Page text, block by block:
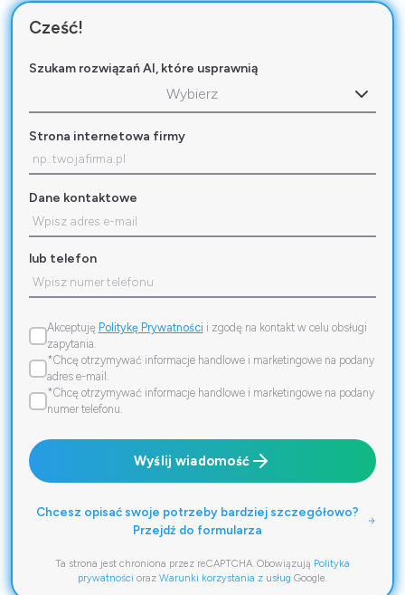
Cześć!
Szukam rozwiązań AI, które usprawnią
Wybierz
Strona internetowa firmy
Dane kontaktowe
lub telefon
Akceptuję Politykę Prywatności i zgodę na kontakt w celu obsługi
zapytania.
*Chcę otrzymywać informacje handlowe i marketingowe na podany
adres e-mail.
*Chcę otrzymywać informacje handlowe i marketingowe na podany
numer telefonu.
Wyślij wiadomość
Chcesz opisać swoje potrzeby bardziej szczegółowo?
Przejdź do formularza
Ta strona jest chroniona przez reCAPTCHA. Obowiązują Polityka
prywatności oraz Warunki korzystania z usług Google.